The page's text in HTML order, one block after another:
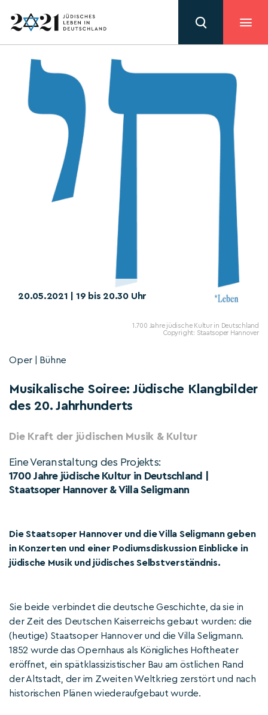
20.05.2021 | 19 bis 20.30 Uhr
1.700 Jahre jüdische Kultur in Deutschland
Copyright: Staatsoper Hannover
Oper | Bühne
Musikalische Soiree: Jüdische Klangbilder
des 20. Jahrhunderts
Die Kraft der jüdischen Musik & Kultur
Eine Veranstaltung des Projekts:
1700 Jahre jüdische Kultur in Deutschland |
Staatsoper Hannover & Villa Seligmann
Die Staatsoper Hannover und die Villa Seligmann geben
in Konzerten und einer Podiumsdiskussion Einblicke in
jüdische Musik und jüdisches Selbstverständnis.
Sie beide verbindet die deutsche Geschichte, da sie in
der Zeit des Deutschen Kaiserreichs gebaut wurden: die
(heutige) Staatsoper Hannover und die Villa Seligmann.
1852 wurde das Opernhaus als Königliches Hoftheater
eröffnet, ein spätklassizistischer Bau am östlichen Rand
der Altstadt, der im Zweiten Weltkrieg zerstört und nach
historischen Plänen wiederaufgebaut wurde.